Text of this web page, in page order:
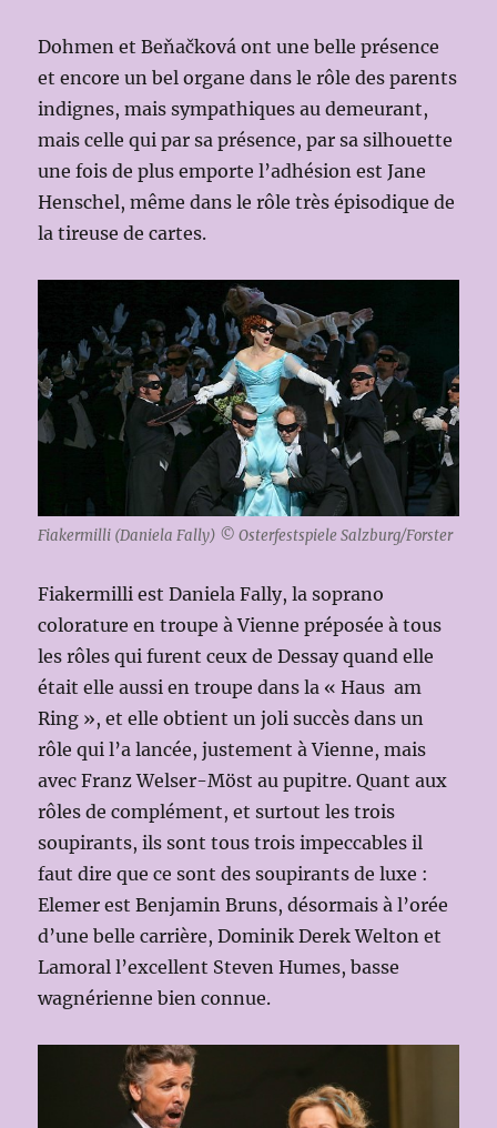
Dohmen et Beňačková ont une belle présence
et encore un bel organe dans le rôle des parents
indignes, mais sympathiques au demeurant,
mais celle qui par sa présence, par sa silhouette
une fois de plus emporte l’adhésion est Jane
Henschel, même dans le rôle très épisodique de
la tireuse de cartes.
Fiakermilli (Daniela Fally) © Osterfestspiele Salzburg/Forster
Fiakermilli est Daniela Fally, la soprano
colorature en troupe à Vienne préposée à tous
les rôles qui furent ceux de Dessay quand elle
était elle aussi en troupe dans la « Haus am
Ring », et elle obtient un joli succès dans un
rôle qui l’a lancée, justement à Vienne, mais
avec Franz Welser-Möst au pupitre. Quant aux
rôles de complément, et surtout les trois
soupirants, ils sont tous trois impeccables il
faut dire que ce sont des soupirants de luxe :
Elemer est Benjamin Bruns, désormais à l’orée
d’une belle carrière, Dominik Derek Welton et
Lamoral l’excellent Steven Humes, basse
wagnérienne bien connue.